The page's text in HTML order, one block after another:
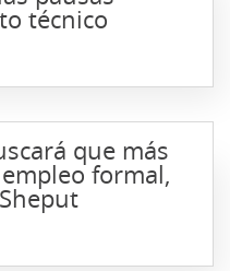
técnico
que más
formal,